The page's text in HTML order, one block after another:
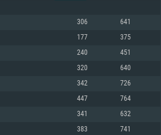
SYSTÈME REQUISE
récent
bits les plus modernes
306 641
177 375
240 451
320 640
342 726
447 764
341 632
383 741